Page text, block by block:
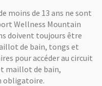
moins de 13 ans ne sont
Wellness Mountain
doivent toujours être
de bain, tongs et
pour accéder au circuit
maillot de bain,
obligatoire.